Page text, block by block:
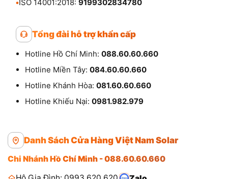
•ISO 14001:2018: 9199302834780
Tổng đài hỗ trợ khẩn cấp
Hotline Hồ Chí Minh: 088.60.60.660
Hotline Miền Tây: 084.60.60.660
Hotline Khánh Hòa: 081.60.60.660
Hotline Khiếu Nại: 0981.982.979
Danh Sách Cửa Hàng Việt Nam Solar
Chi Nhánh Hồ Chí Minh - 088.60.60.660